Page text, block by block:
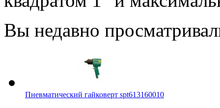
Вы недавно
Пневматический гайковерт spt613160010